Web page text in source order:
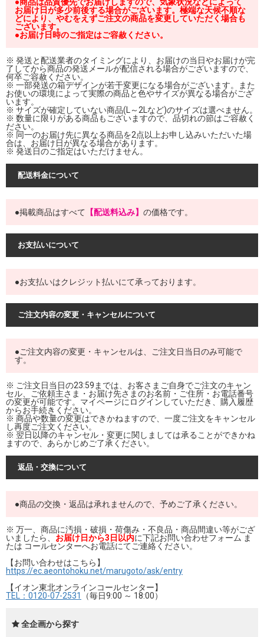
お届け日が多少前後する場合がございます。極端な天候不順な
どにより、やむをえずご注文の商品を変更していただく場合も
ございます。
●お届け日時のご指定はご容赦ください。
※ 発送と配送業者のタイミングにより、お届けの当日やお届けが完
了してから商品の発送メールが配信される場合がございますので、
何卒ご容赦ください。
※ 一部発送の箱デザインが若干変更になる場合がございます。また
お使いの環境によって実際の商品と色やサイズが異なる場合がござ
います。
※ サイズが確定していない商品(L～2Lなど)のサイズは選べません。
※ 数量に限りがある商品もございますので、品切れの節はご容赦く
ださい。
※ 同一のお届け先に異なる商品を2点以上お申し込みいただいた場
合は、お届け日が異なる場合があります。
※ 発送日のご指定はいただけません。
配送料金について
●掲載商品はすべて 【配送料込み】 の価格です。
お支払いについて
●お支払いはクレジット払いにて承っております。
ご注文内容の変更・キャンセルについて
●ご注文内容の変更・キャンセルは、ご注文日当日のみ可能で
す。
※ ご注文日当日の23:59までは、お客さまご自身でご注文のキャン
セル、ご依頼主さま・お届け先さまのお名前・ご住所・お電話番号
の変更が可能です。マイページにログインしていただき、購入履歴
からお手続きください。
※ 商品や数量の変更はできかねますので、一度ご注文をキャンセル
し再度ご注文ください。
※ 翌日以降のキャンセル・変更に関しましては承ることができかね
ますので、あらかじめご了承ください。
返品・交換について
●商品の交換・返品は承れませんので、予めご了承ください。
※ 万一、商品に汚損・破損・荷傷み・不良品・商品間違い等がござ
いましたら、 お届け日から3日以内に下記お問い合わせフォーム ま
たは コールセンターへお電話にてご連絡ください。
【お問い合わせはこちら】
https://ec.aeontohoku.net/marugoto/ask/entry
【イオン東北オンラインコールセンター】
TEL：0120-07-2531
（毎日9:00 ～ 18:00）
全企画から探す